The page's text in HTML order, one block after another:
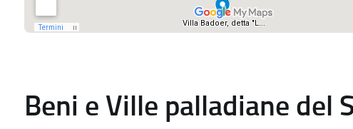
Beni e Ville palladiane del